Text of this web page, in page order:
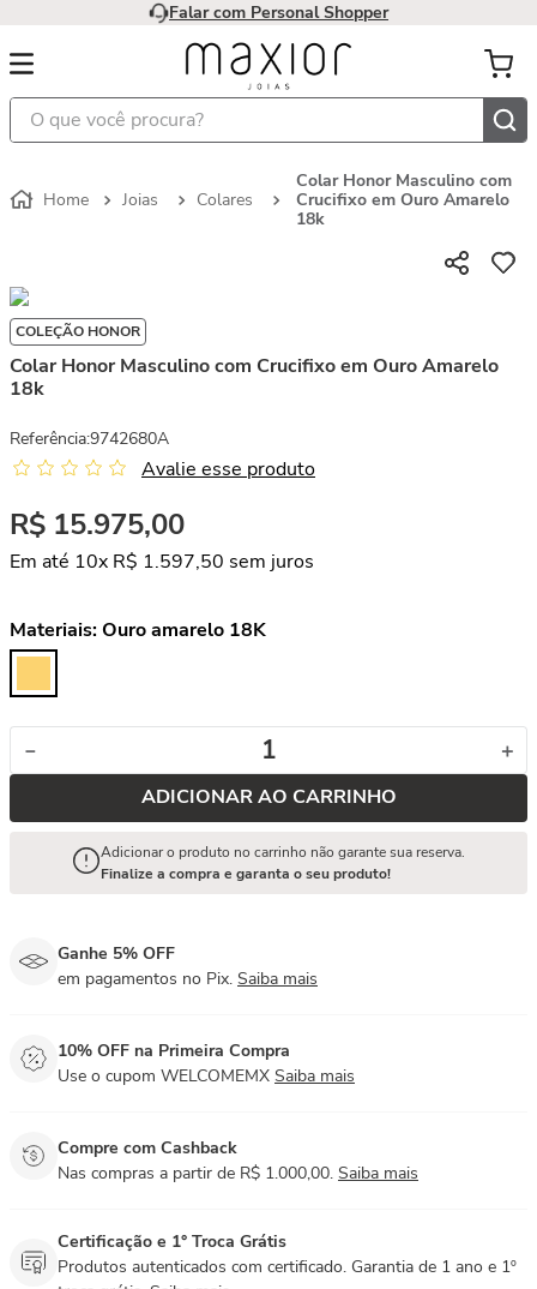
Falar com Personal Shopper
O que você procura?
Joias Colares
Colar Honor Masculino com
Crucifixo em Ouro Amarelo
18k
COLEÇÃO HONOR
Colar Honor Masculino com Crucifixo em Ouro Amarelo
18k
Referência:9742680A
Avalie esse produto
R$ 15.975,00
Em até 10x R$ 1.597,50 sem juros
Materiais:Ouro amarelo 18K
＋
－
ADICIONAR AO CARRINHO
Adicionar o produto no carrinho não garante sua reserva.
Finalize a compra e garanta o seu produto!
Ganhe 5% OFF
em pagamentos no Pix. Saiba mais
10% OFF na Primeira Compra
Use o cupom WELCOMEMX Saiba mais
Compre com Cashback
Nas compras a partir de R$ 1.000,00. Saiba mais
Certificação e 1° Troca Grátis
Produtos autenticados com certificado. Garantia de 1 ano e 1º